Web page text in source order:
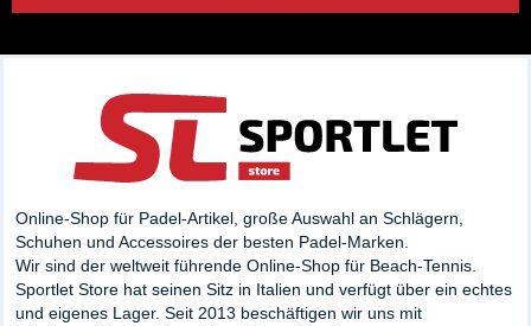
Online-Shop für Padel-Artikel, große Auswahl an Schlägern,
Schuhen und Accessoires der besten Padel-Marken.
Wir sind der weltweit führende Online-Shop für Beach-Tennis.
Sportlet Store hat seinen Sitz in Italien und verfügt über ein echtes
und eigenes Lager. Seit 2013 beschäftigen wir uns mit